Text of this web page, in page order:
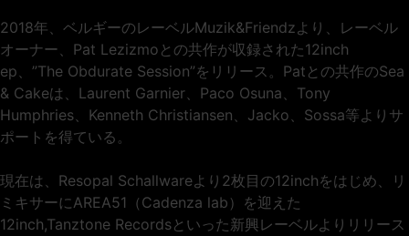
2018年、ベルギーのレーベルMuzik&Friendzより、レーベル
オーナー、Pat Lezizmoとの共作が収録された12inch
ep、”The Obdurate Session”をリリース。Patとの共作のSea
& Cakeは、Laurent Garnier、Paco Osuna、Tony
Humphries、Kenneth Christiansen、Jacko、Sossa等よりサ
ポートを得ている。
現在は、Resopal Schallwareより2枚目の12inchをはじめ、リ
ミキサーにAREA51（Cadenza lab）を迎えた
12inch,Tanztone Recordsといった新興レーベルよりリリース